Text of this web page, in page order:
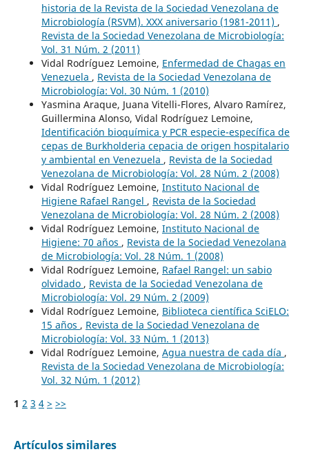
historia de la Revista de la Sociedad Venezolana de
Microbiología (RSVM). XXX aniversario (1981-2011) ,
Revista de la Sociedad Venezolana de Microbiología:
Vol. 31 Núm. 2 (2011)
Vidal Rodríguez Lemoine, Enfermedad de Chagas en
Venezuela , Revista de la Sociedad Venezolana de
Microbiología: Vol. 30 Núm. 1 (2010)
Yasmina Araque, Juana Vitelli-Flores, Alvaro Ramírez,
Guillermina Alonso, Vidal Rodríguez Lemoine,
Identificación bioquímica y PCR especie-específica de
cepas de Burkholderia cepacia de origen hospitalario
y ambiental en Venezuela , Revista de la Sociedad
Venezolana de Microbiología: Vol. 28 Núm. 2 (2008)
Vidal Rodríguez Lemoine, Instituto Nacional de
Higiene Rafael Rangel , Revista de la Sociedad
Venezolana de Microbiología: Vol. 28 Núm. 2 (2008)
Vidal Rodríguez Lemoine, Instituto Nacional de
Higiene: 70 años , Revista de la Sociedad Venezolana
de Microbiología: Vol. 28 Núm. 1 (2008)
Vidal Rodríguez Lemoine, Rafael Rangel: un sabio
olvidado , Revista de la Sociedad Venezolana de
Microbiología: Vol. 29 Núm. 2 (2009)
Vidal Rodríguez Lemoine, Biblioteca científica SciELO:
15 años , Revista de la Sociedad Venezolana de
Microbiología: Vol. 33 Núm. 1 (2013)
Vidal Rodríguez Lemoine, Agua nuestra de cada día ,
Revista de la Sociedad Venezolana de Microbiología:
Vol. 32 Núm. 1 (2012)
1 2 3 4 > >>
Artículos similares